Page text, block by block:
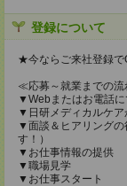
登録について
★今ならご来社登録
≪応募～就業までの
▼Webまたはお電話に
▼日研メディカルケア
▼面談＆ヒアリングの
す！）
▼お仕事情報の提供
▼職場見学
▼お仕事スタート